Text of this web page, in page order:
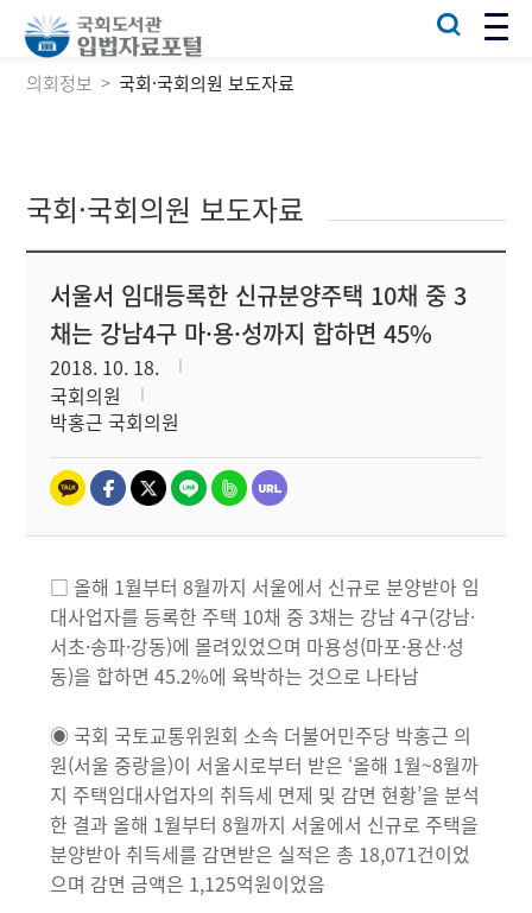
의회정보 국회·국회의원 보도자료
국회·국회의원 보도자료
서울서 임대등록한 신규분양주택 10채 중 3
채는 강남4구 마·용·성까지 합하면 45%
2018. 10. 18.
국회의원
박홍근 국회의원
□ 올해 1월부터 8월까지 서울에서 신규로 분양받아 임
대사업자를 등록한 주택 10채 중 3채는 강남 4구(강남·
서초·송파·강동)에 몰려있었으며 마용성(마포·용산·성
동)을 합하면 45.2%에 육박하는 것으로 나타남
◉ 국회 국토교통위원회 소속 더불어민주당 박홍근 의
원(서울 중랑을)이 서울시로부터 받은 ‘올해 1월~8월까
지 주택임대사업자의 취득세 면제 및 감면 현황’을 분석
한 결과 올해 1월부터 8월까지 서울에서 신규로 주택을
분양받아 취득세를 감면받은 실적은 총 18,071건이었
으며 감면 금액은 1,125억원이었음